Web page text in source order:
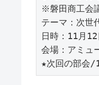
※磐田商工会
テーマ：
日時：11月
会場：アミュ
★次回の部会/